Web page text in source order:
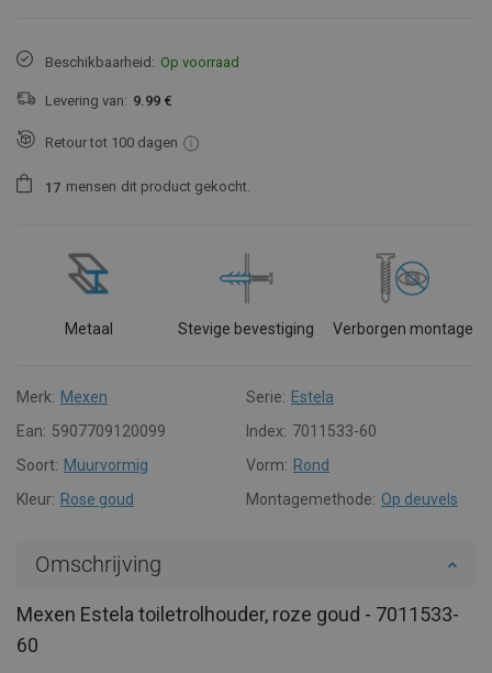
Beschikbaarheid: Op voorraad
Levering van: 9.99 €
Retour tot 100 dagen
1 7 mensen dit product gekocht.
Metaal Stevige bevestiging Verborgen montage
Merk: Mexen Serie: Estela
Ean: 5907709120099 Index: 7011533-60
Soort: Muurvormig Vorm: Rond
Kleur: Rose goud Montagemethode: Op deuvels
Omschrijving
Mexen Estela toiletrolhouder, roze goud - 7011533-
60